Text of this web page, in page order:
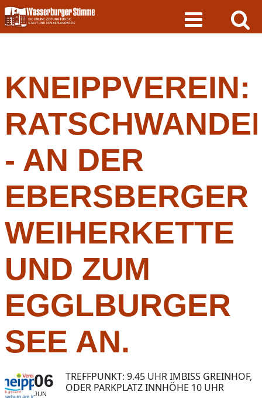
Skip
to
content
KNEIPPVEREIN:
- AN DER
EBERSBERGER
WEIHERKETTE
UND ZUM
EGGLBURGER
SEE AN.
06
JUN
TREFFPUNKT: 9.45 UHR IMBISS GREINHOF,
ODER PARKPLATZ INNHÖHE 10 UHR